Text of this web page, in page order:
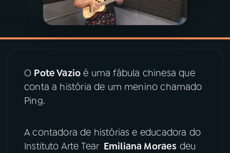
PODCASTS
06VIDEOCASTS
07ÚLTIMAS
08PRÊMIO RÁDIO MEC
ACOMPANHE A RÁDIO MEC
O Pote Vazio é uma fábula chinesa que
conta a história de um menino chamado
Ping.
A contadora de histórias e educadora do
Instituto Arte Tear Emiliana Moraes deu